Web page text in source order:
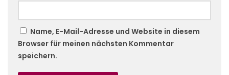
Name, E-Mail-Adresse und Website in diesem
Browser für meinen nächsten Kommentar
speichern.